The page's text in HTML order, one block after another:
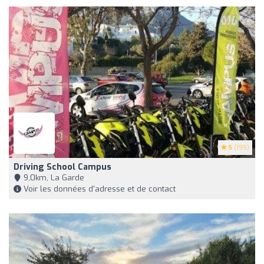
5 (199)
Driving School Campus
9,0km, La Garde
Voir les données d'adresse et de contact